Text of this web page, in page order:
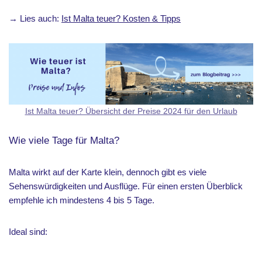
→ Lies auch: Ist Malta teuer? Kosten & Tipps
Ist Malta teuer? Übersicht der Preise 2024 für den Urlaub
Wie viele Tage für Malta?
Malta wirkt auf der Karte klein, dennoch gibt es viele
Sehenswürdigkeiten und Ausflüge. Für einen ersten Überblick
empfehle ich mindestens 4 bis 5 Tage.
Ideal sind: